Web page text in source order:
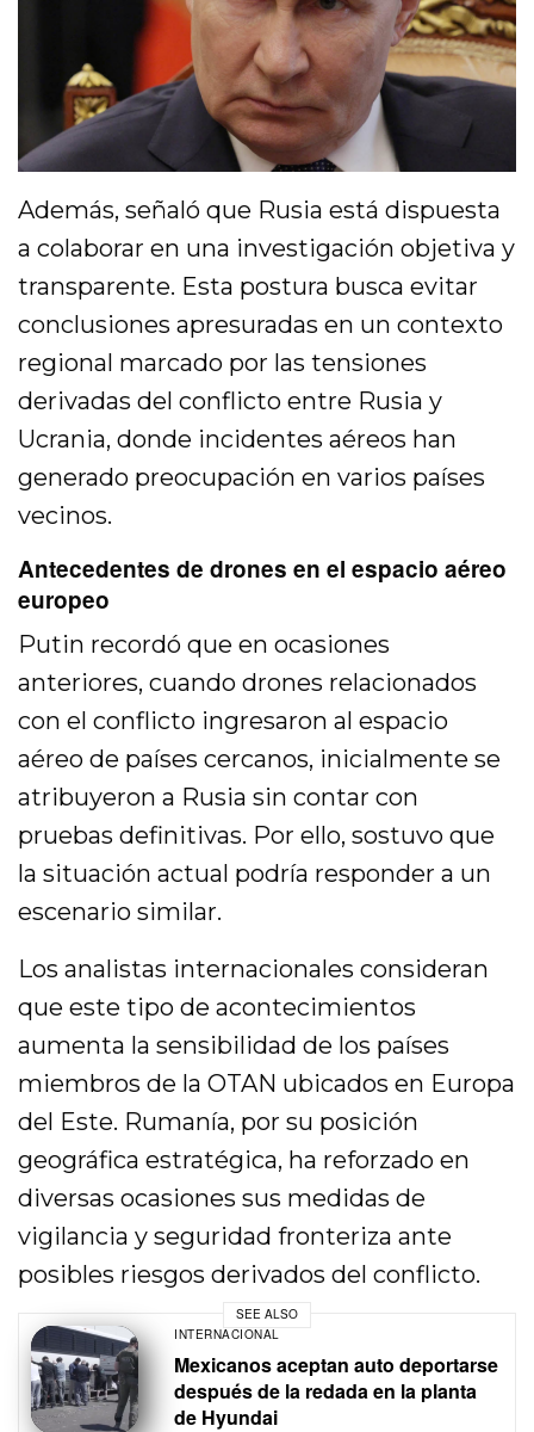
Además, señaló que Rusia está dispuesta
a colaborar en una investigación objetiva y
transparente. Esta postura busca evitar
conclusiones apresuradas en un contexto
regional marcado por las tensiones
derivadas del conflicto entre Rusia y
Ucrania, donde incidentes aéreos han
generado preocupación en varios países
vecinos.
Antecedentes de drones en el espacio aéreo
europeo
Putin recordó que en ocasiones
anteriores, cuando drones relacionados
con el conflicto ingresaron al espacio
aéreo de países cercanos, inicialmente se
atribuyeron a Rusia sin contar con
pruebas definitivas. Por ello, sostuvo que
la situación actual podría responder a un
escenario similar.
Los analistas internacionales consideran
que este tipo de acontecimientos
aumenta la sensibilidad de los países
miembros de la OTAN ubicados en Europa
del Este. Rumanía, por su posición
geográfica estratégica, ha reforzado en
diversas ocasiones sus medidas de
vigilancia y seguridad fronteriza ante
posibles riesgos derivados del conflicto.
SEE ALSO
INTERNACIONAL
Mexicanos aceptan auto deportarse
después de la redada en la planta
de Hyundai